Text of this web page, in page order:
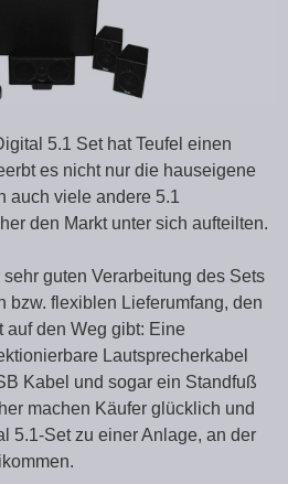
5.1 Set hat Teufel einen
es nicht nur die hauseigene
auch viele andere 5.1
den Markt unter sich aufteilten.
guten Verarbeitung des Sets
bzw. flexiblen Lieferumfang, den
auf den Weg gibt: Eine
Lautsprecherkabel
Kabel und sogar ein Standfuß
machen Käufer glücklich und
5.1-Set zu einer Anlage, an der